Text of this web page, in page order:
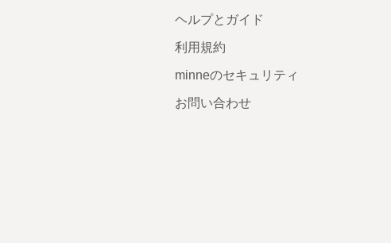
ヘルプとガイド
利用規約
minneのセキュリティ
お問い合わせ